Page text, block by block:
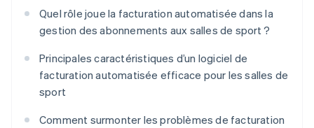
Quel rôle joue la facturation automatisée dans la
gestion des abonnements aux salles de sport ?
Principales caractéristiques d’un logiciel de
facturation automatisée efficace pour les salles de
sport
Comment surmonter les problèmes de facturation